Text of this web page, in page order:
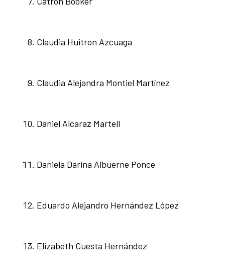
Claudia Huitron Azcuaga
Claudia Alejandra Montiel Martínez
Daniel Alcaraz Martell
Daniela Darina Albuerne Ponce
Eduardo Alejandro Hernández López
Elizabeth Cuesta Hernández